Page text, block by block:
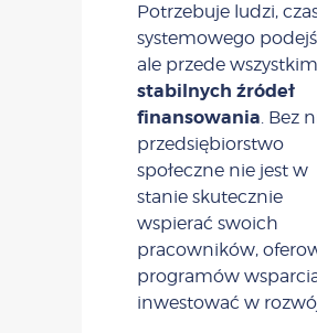
Potrzebuje ludzi,
systemowego
ale przede wszystkim
stabilnych źródeł
finansowania. Bez
przedsiębiorstwo
społeczne nie jest w
stanie skutecznie
wspierać swoich
pracowników,
programów
inwestować w